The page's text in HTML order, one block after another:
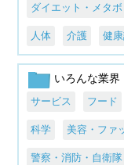
ダイエット・メタボ
人体 介護 健
いろんな業界
サービス フード
科学 美容・ファ
警察・消防・自衛隊